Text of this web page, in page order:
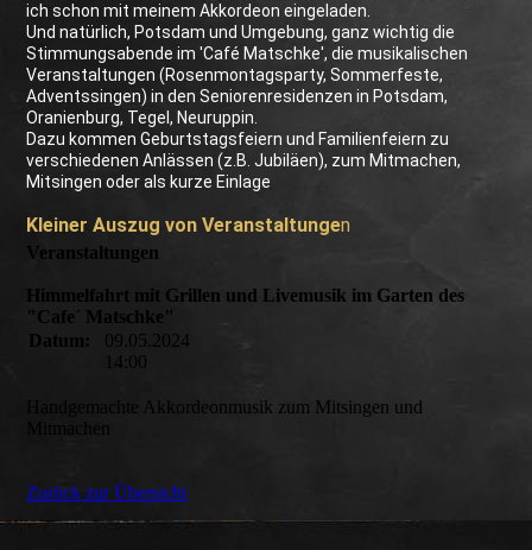
ich schon mit meinem Akkordeon eingeladen.
Und natürlich, Potsdam und Umgebung, ganz wichtig die
Stimmungsabende im 'Café Matschke', die musikalischen
Veranstaltungen (Rosenmontagsparty, Sommerfeste,
Adventssingen) in den Seniorenresidenzen in Potsdam,
Oranienburg, Tegel, Neuruppin.
Dazu kommen Geburtstagsfeiern und Familienfeiern zu
verschiedenen Anlässen (z.B. Jubiläen), zum Mitmachen,
Mitsingen oder als kurze Einlage
Kleiner Auszug von Veranstaltungen
Veranstaltungen
Himmelfahrt mit Grillen und Livemusik im Garten des
"Cafe´ Matschke"
Datum:
09.05.2024
14:00
Handgemachte Akkordeonmusik zum Mitsingen und
Mitmachen
Zurück zur Übersicht